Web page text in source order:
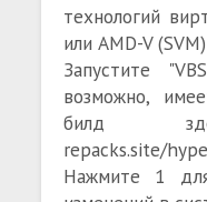
технологий
или AMD-V
Запустите
возможно,
билд
repacks.site/
Нажмите 1